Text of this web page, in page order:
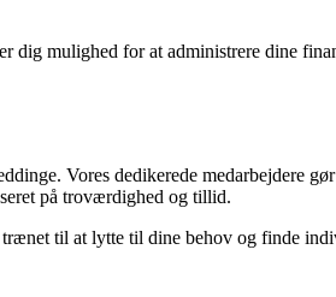
mulighed for at administrere dine
Vores dedikerede medarbejdere
på troværdighed og tillid.
til at lytte til dine behov og finde